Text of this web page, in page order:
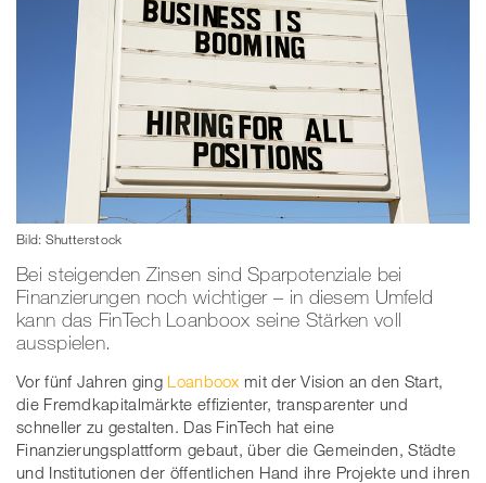
Bild: Shutterstock
Bei steigenden Zinsen sind Sparpotenziale bei
Finanzierungen noch wichtiger – in diesem Umfeld
kann das FinTech Loanboox seine Stärken voll
ausspielen.
Vor fünf Jahren ging Loanboox mit der Vision an den Start,
die Fremdkapitalmärkte effizienter, transparenter und
schneller zu gestalten. Das FinTech hat eine
Finanzierungsplattform gebaut, über die Gemeinden, Städte
und Institutionen der öffentlichen Hand ihre Projekte und ihren